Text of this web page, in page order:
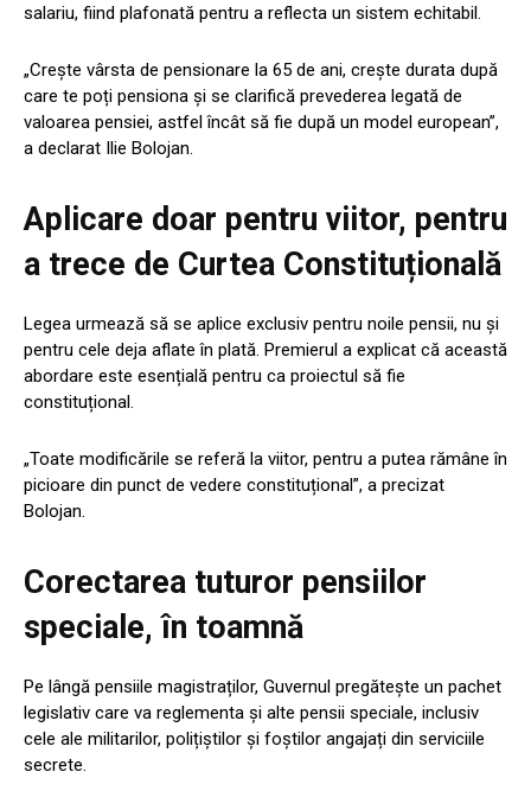
salariu, fiind plafonată pentru a reflecta un sistem echitabil.
„Crește vârsta de pensionare la 65 de ani, crește durata după
care te poți pensiona și se clarifică prevederea legată de
valoarea pensiei, astfel încât să fie după un model european”,
a declarat Ilie Bolojan.
Aplicare doar pentru viitor, pentru
a trece de Curtea Constituțională
Legea urmează să se aplice exclusiv pentru noile pensii, nu și
pentru cele deja aflate în plată. Premierul a explicat că această
abordare este esențială pentru ca proiectul să fie
constituțional.
„Toate modificările se referă la viitor, pentru a putea rămâne în
picioare din punct de vedere constituțional”, a precizat
Bolojan.
Corectarea tuturor pensiilor
speciale, în toamnă
Pe lângă pensiile magistraților, Guvernul pregătește un pachet
legislativ care va reglementa și alte pensii speciale, inclusiv
cele ale militarilor, polițiștilor și foștilor angajați din serviciile
secrete.